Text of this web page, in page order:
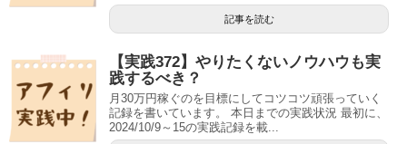
記事を読む
【実践372】やりたくないノウハウも実
践するべき？
月30万円稼ぐのを目標にしてコツコツ頑張っていく
記録を書いています。 本日までの実践状況 最初に、
2024/10/9～15の実践記録を載...